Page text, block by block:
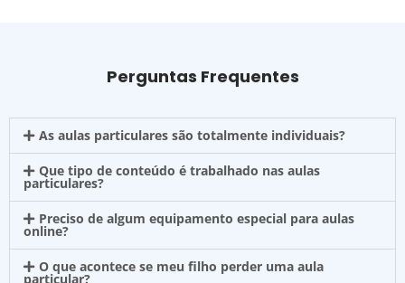
Perguntas Frequentes
As aulas particulares são totalmente individuais?
Que tipo de conteúdo é trabalhado nas aulas
particulares?
Preciso de algum equipamento especial para aulas
online?
O que acontece se meu filho perder uma aula
particular?